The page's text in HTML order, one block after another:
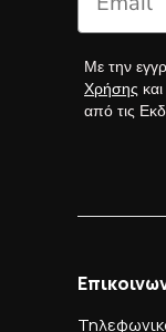
Με την
Χρήσης
από τις